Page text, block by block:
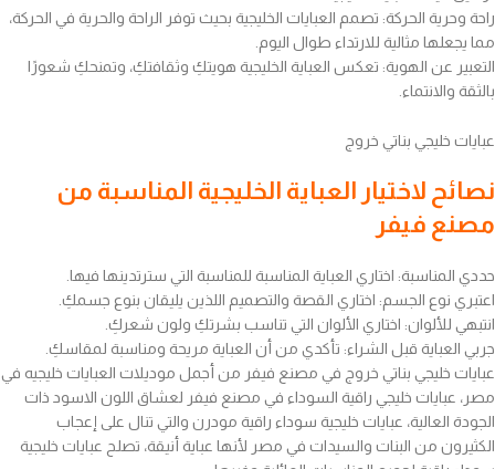
راحة وحرية الحركة: تصمم العبايات الخليجية بحيث توفر الراحة والحرية في الحركة،
مما يجعلها مثالية للارتداء طوال اليوم.
التعبير عن الهوية: تعكس العباية الخليجية هويتكِ وثقافتكِ، وتمنحكِ شعورًا
بالثقة والانتماء.
عبايات خليجي بناتي خروج
نصائح لاختيار العباية الخليجية المناسبة من
مصنع فيفر
حددي المناسبة: اختاري العباية المناسبة للمناسبة التي سترتدينها فيها.
اعتبري نوع الجسم: اختاري القصة والتصميم اللذين يليقان بنوع جسمكِ.
انتبهي للألوان: اختاري الألوان التي تناسب بشرتكِ ولون شعركِ.
جربي العباية قبل الشراء: تأكدي من أن العباية مريحة ومناسبة لمقاسكِ.
عبايات خليجي بناتي خروج في مصنع فيفر من أجمل موديلات العبايات خليجيه في
مصر، عبايات خليجي راقية السوداء في مصنع فيفر لعشاق اللون الاسود ذات
الجودة العالية، عبايات خليجية سوداء راقية مودرن والتي تنال على إعجاب
الكثيرون من البنات والسيدات في مصر لأنها عباية أنيقة، تصلح عبايات خليجية